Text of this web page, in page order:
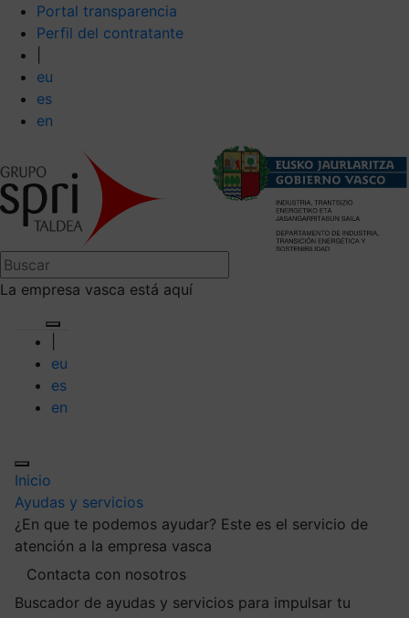
Portal transparencia
Perfil del contratante
eu
es
en
La empresa vasca está aquí
eu
es
en
Inicio
Ayudas y servicios
¿En que te podemos ayudar? Este es el servicio de
atención a la empresa vasca
Contacta con nosotros
Buscador de ayudas y servicios para impulsar tu